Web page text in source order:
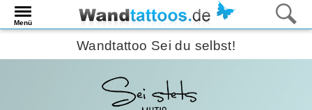
Menü
Wandtattoo Sei du selbst!